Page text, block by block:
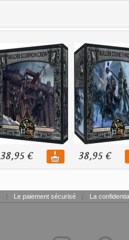
38,95 € 38,95 €
| Le paiement sécurisé | La